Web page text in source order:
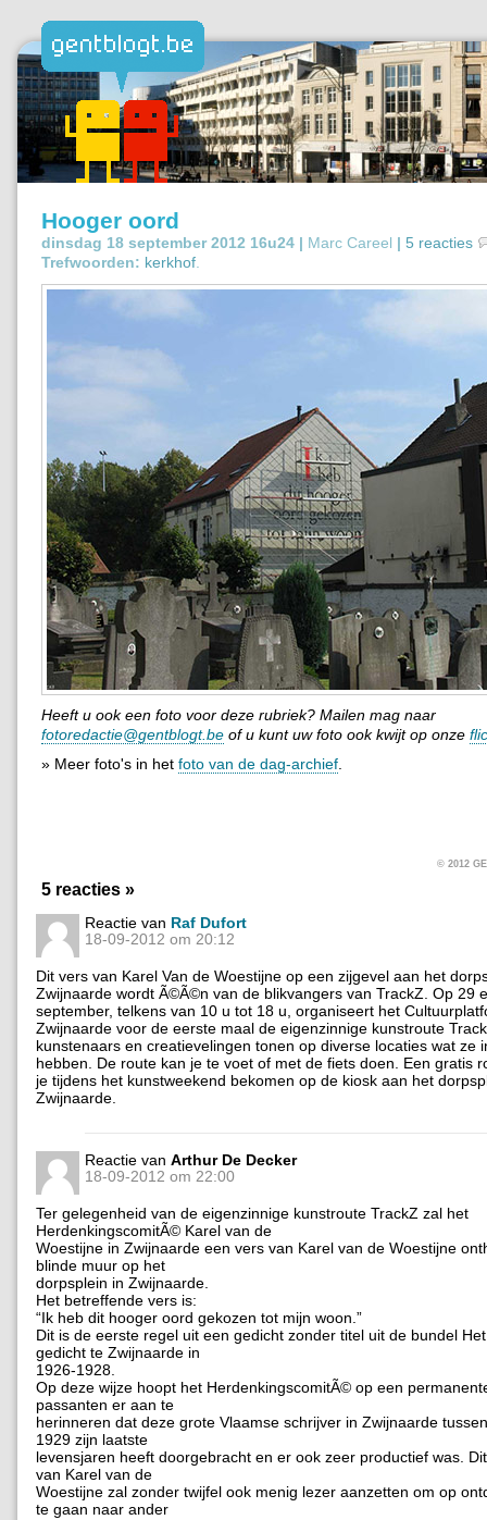
Hooger oord
dinsdag 18 september 2012 16u24 | Marc Careel | 5 reacties
Trefwoorden: kerkhof
Heeft u ook een foto voor deze rubriek? Mailen mag naar
fotoredactie@gentblogt.be of u kunt uw foto ook kwijt op onze
» Meer foto's in het foto van de dag-archief
© 2012
5 reacties »
Reactie van Raf Dufort
18-09-2012 om 20:12
Dit vers van Karel Van de Woestijne op een zijgevel aan het
Zwijnaarde wordt Ã©Ã©n van de blikvangers van TrackZ. Op 29
september, telkens van 10 u tot 18 u, organiseert het
Zwijnaarde voor de eerste maal de eigenzinnige kunstroute
kunstenaars en creatievelingen tonen op diverse locaties wat ze
hebben. De route kan je te voet of met de fiets doen. Een gratis
je tijdens het kunstweekend bekomen op de kiosk aan het
Zwijnaarde.
Reactie van Arthur De Decker
18-09-2012 om 22:00
Ter gelegenheid van de eigenzinnige kunstroute TrackZ zal het
HerdenkingscomitÃ© Karel van de
Woestijne in Zwijnaarde een vers van Karel van de Woestijne
blinde muur op het
dorpsplein in Zwijnaarde.
Het betreffende vers is:
“Ik heb dit hooger oord gekozen tot mijn woon.”
Dit is de eerste regel uit een gedicht zonder titel uit de bundel
gedicht te Zwijnaarde in
1926-1928.
Op deze wijze hoopt het HerdenkingscomitÃ© op een
passanten er aan te
herinneren dat deze grote Vlaamse schrijver in Zwijnaarde
1929 zijn laatste
levensjaren heeft doorgebracht en er ook zeer productief was.
van Karel van de
Woestijne zal zonder twijfel ook menig lezer aanzetten om op
te gaan naar ander